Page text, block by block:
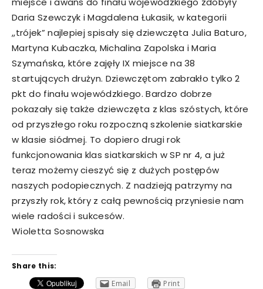
Daria Szewczyk i Magdalena Łukasik, w kategorii
,,trójek” najlepiej spisały się dziewczęta Julia Baturo,
Martyna Kubaczka, Michalina Zapolska i Maria
Szymańska, które zajęły IX miejsce na 38
startujących drużyn. Dziewczętom zabrakło tylko 2
pkt do finału wojewódzkiego. Bardzo dobrze
pokazały się także dziewczęta z klas szóstych, które
od przyszłego roku rozpoczną szkolenie siatkarskie
w klasie siódmej. To dopiero drugi rok
funkcjonowania klas siatkarskich w SP nr 4, a już
teraz możemy cieszyć się z dużych postępów
naszych podopiecznych. Z nadzieją patrzymy na
przyszły rok, który z całą pewnością przyniesie nam
wiele radości i sukcesów.
Wioletta Sosnowska
Share this:
Email
Print